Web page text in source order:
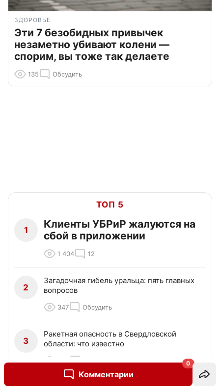
Комментарии
0
ЗДОРОВЬЕ
Эти 7 безобидных привычек
незаметно убивают колени —
спорим, вы тоже так делаете
135 Обсудить
ТОП 5
1
Клиенты УБРиР жалуются на
сбой в приложении
1 404 12
2
Загадочная гибель уральца: пять главных
вопросов
347 Обсудить
3
Ракетная опасность в Свердловской
области: что известно
269 Обсудить
Пробка на Полевском тракте из-за потопа в